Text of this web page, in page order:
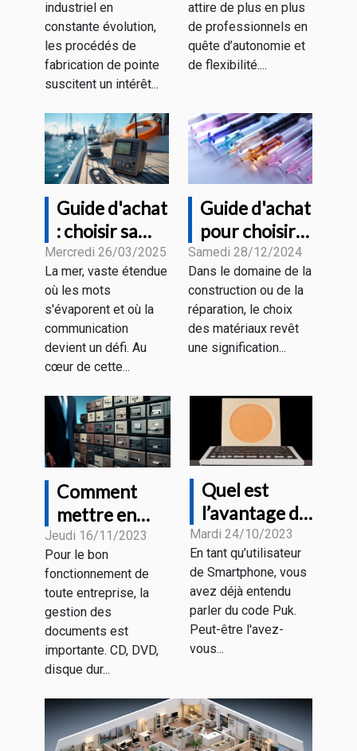
secteurs
industriels
industriel en
constante évolution,
les procédés de
fabrication de pointe
suscitent un intérêt...
freelance en
portage
salarial ?
attire de plus en plus
de professionnels en
quête d’autonomie et
de flexibilité....
Guide d'achat
: choisir sa
radio VHF
marine en
fonction de
ses besoins
Mercredi 26/03/2025
La mer, vaste étendue
où les mots
s'évaporent et où la
communication
devient un défi. Au
cœur de cette...
Guide d'achat
pour choisir
les meilleures
aiguilles en
fibre de verre
et recharges
Samedi 28/12/2024
Dans le domaine de la
construction ou de la
réparation, le choix
des matériaux revêt
une signification...
Comment
mettre en
place un
meilleur
système
d'archivage
électronique ?
Jeudi 16/11/2023
Pour le bon
fonctionnement de
toute entreprise, la
gestion des
documents est
importante. CD, DVD,
disque dur...
Quel est
l’avantage du
code Puk et
où le trouver
?
Mardi 24/10/2023
En tant qu’utilisateur
de Smartphone, vous
avez déjà entendu
parler du code Puk.
Peut-être l'avez-
vous...